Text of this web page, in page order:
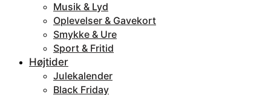
Musik & Lyd
Oplevelser & Gavekort
Smykke & Ure
Sport & Fritid
Højtider
Julekalender
Black Friday